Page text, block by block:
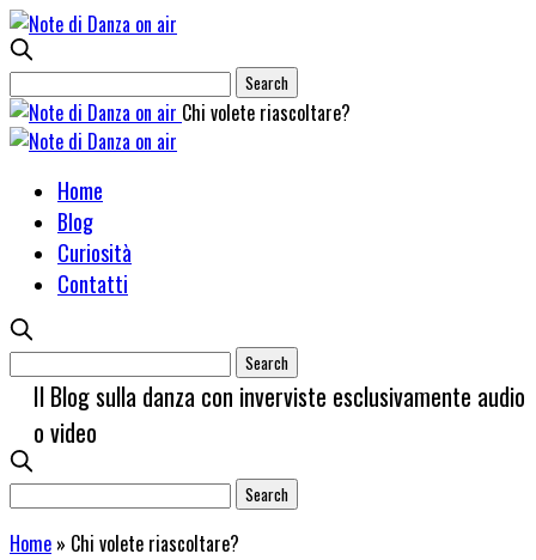
Chi volete riascoltare?
Home
Blog
Curiosità
Contatti
Il Blog sulla danza con inverviste esclusivamente audio
o video
Home » Chi volete riascoltare?